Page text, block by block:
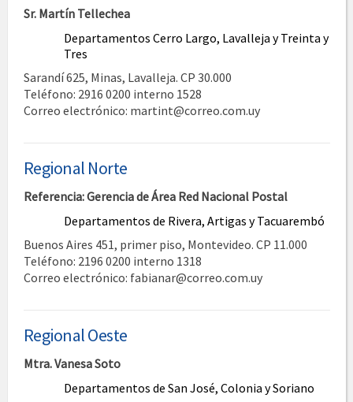
Sr. Martín Tellechea
Departamentos Cerro Largo, Lavalleja y Treinta y
Tres
Sarandí 625, Minas, Lavalleja. CP 30.000
Teléfono: 2916 0200 interno 1528
Correo electrónico: martint@correo.com.uy
Regional Norte
Referencia: Gerencia de Área Red Nacional Postal
Departamentos de Rivera, Artigas y Tacuarembó
Buenos Aires 451, primer piso, Montevideo. CP 11.000
Teléfono: 2196 0200 interno 1318
Correo electrónico: fabianar@correo.com.uy
Regional Oeste
Mtra. Vanesa Soto
Departamentos de San José, Colonia y Soriano